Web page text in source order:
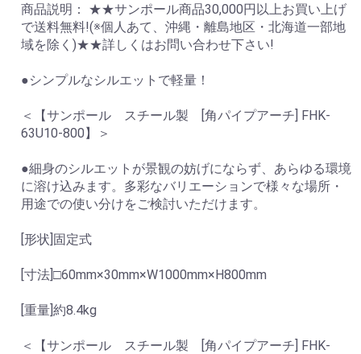
商品説明： ★★サンポール商品30,000円以上お買い上げ
で送料無料!(※個人あて、沖縄・離島地区・北海道一部地
域を除く)★★詳しくはお問い合わせ下さい!
●シンプルなシルエットで軽量！
＜【サンポール スチール製 [角パイプアーチ] FHK-
63U10-800】＞
●細身のシルエットが景観の妨げにならず、あらゆる環境
に溶け込みます。多彩なバリエーションで様々な場所・
用途での使い分けをご検討いただけます。
[形状]固定式
[寸法]□60mm×30mm×W1000mm×H800mm
[重量]約8.4kg
＜【サンポール スチール製 [角パイプアーチ] FHK-